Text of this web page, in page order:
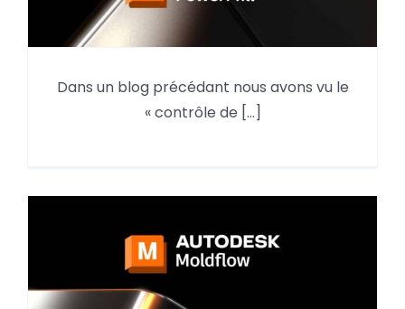
Edition dans la région sous
PowerMill
Dans un blog précédant nous avons vu le
« contrôle de [...]